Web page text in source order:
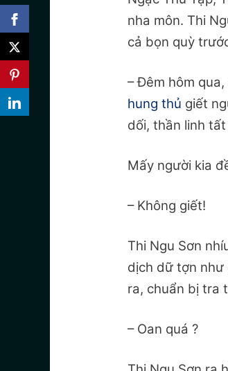
nha môn. Thi
cả bọn quỳ
– Đêm hôm
hung thủ giết
dối, thần linh
Mấy người kia
– Không giết!
Thi Ngu Sơn
dịch dữ tợn như
ra, chuẩn bị tra
– Oan quá ?